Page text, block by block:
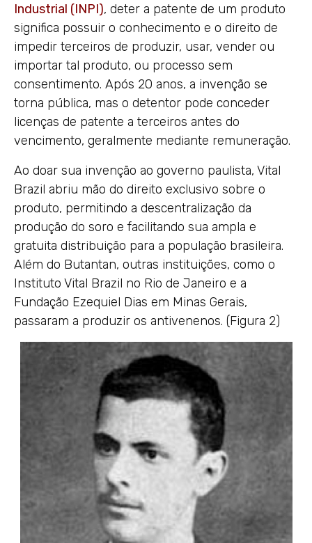
Industrial (INPI), deter a patente de um produto
significa possuir o conhecimento e o direito de
impedir terceiros de produzir, usar, vender ou
importar tal produto, ou processo sem
consentimento. Após 20 anos, a invenção se
torna pública, mas o detentor pode conceder
licenças de patente a terceiros antes do
vencimento, geralmente mediante remuneração.
Ao doar sua invenção ao governo paulista, Vital
Brazil abriu mão do direito exclusivo sobre o
produto, permitindo a descentralização da
produção do soro e facilitando sua ampla e
gratuita distribuição para a população brasileira.
Além do Butantan, outras instituições, como o
Instituto Vital Brazil no Rio de Janeiro e a
Fundação Ezequiel Dias em Minas Gerais,
passaram a produzir os antivenenos. (Figura 2)